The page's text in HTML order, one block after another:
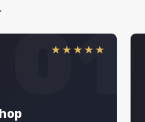
01
★★★★★